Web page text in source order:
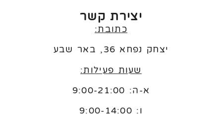
יצירת קשר
כתובת:
יצחק נפחא 36, באר שבע
שעות פעילות:
א-ה: 9:00-21:00
ו: 9:00-14:00